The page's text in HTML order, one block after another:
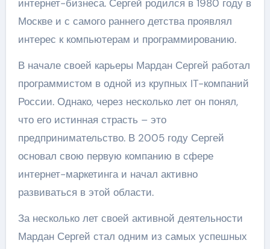
интернет-бизнеса. Сергей родился в 1980 году в
Москве и с самого раннего детства проявлял
интерес к компьютерам и программированию.
В начале своей карьеры Мардан Сергей работал
программистом в одной из крупных IT-компаний
России. Однако, через несколько лет он понял,
что его истинная страсть – это
предпринимательство. В 2005 году Сергей
основал свою первую компанию в сфере
интернет-маркетинга и начал активно
развиваться в этой области.
За несколько лет своей активной деятельности
Мардан Сергей стал одним из самых успешных